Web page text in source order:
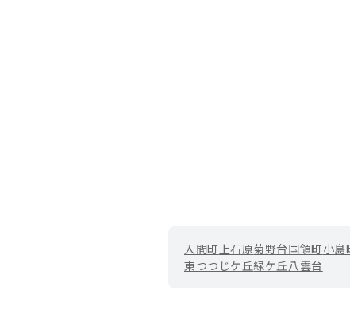
入間町上石原菊野台国領町小島
東つつじケ丘緑ケ丘八雲台